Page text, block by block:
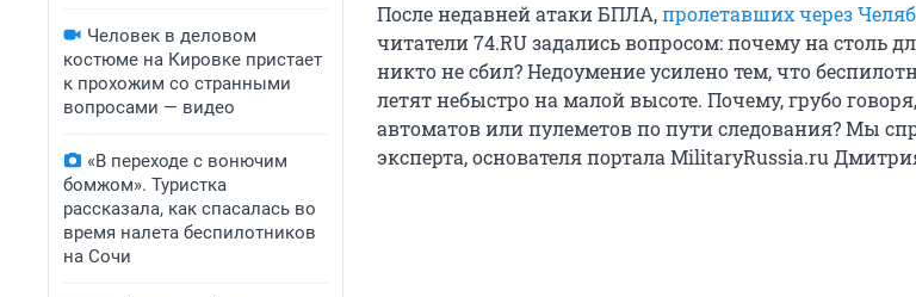
Человек в деловом
костюме на Кировке пристает
к прохожим со странными
вопросами — видео
«В переходе с вонючим
бомжом». Туристка
рассказала, как спасалась во
время налета беспилотников
на Сочи
После недавней атаки БПЛА,пролетавших через
читатели 74.RU задались вопросом: почему на столь
никто не сбил? Недоумение усилено тем, что
летят небыстро на малой высоте. Почему, грубо
автоматов или пулеметов по пути следования? Мы
эксперта, основателя портала MilitaryRussia.ru